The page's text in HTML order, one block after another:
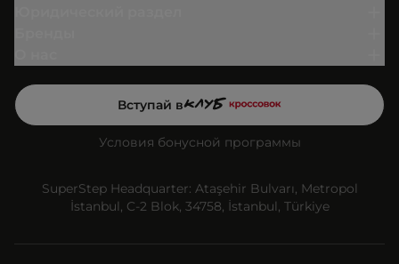
Вступай в
Условия бонусной программы
SuperStep Headquarter: Ataşehir Bulvarı, Metropol
İstanbul, C-2 Blok, 34758, İstanbul, Türkiye